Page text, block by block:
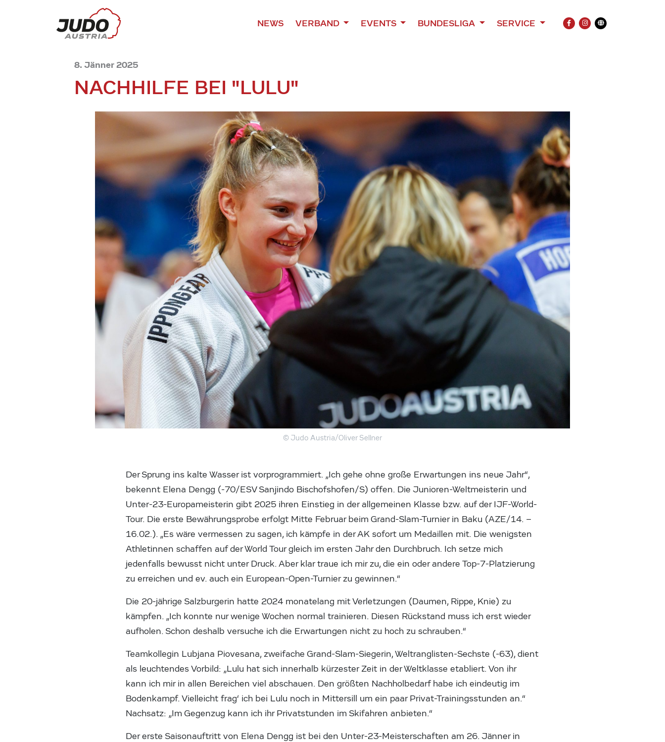
NEWS VERBAND EVENTS BUNDESLIGA SERVICE
FACEBOOK
INSTAGRAM
Übersetzung
8. Jänner 2025
NACHHILFE BEI "LULU"
© Judo Austria/Oliver Sellner
Der Sprung ins kalte Wasser ist vorprogrammiert. „Ich gehe ohne große Erwartungen ins neue Jahr“,
bekennt Elena Dengg (-70/ESV Sanjindo Bischofshofen/S) offen. Die Junioren-Weltmeisterin und
Unter-23-Europameisterin gibt 2025 ihren Einstieg in der allgemeinen Klasse bzw. auf der IJF-World-
Tour. Die erste Bewährungsprobe erfolgt Mitte Februar beim Grand-Slam-Turnier in Baku (AZE/14. –
16.02.). „Es wäre vermessen zu sagen, ich kämpfe in der AK sofort um Medaillen mit. Die wenigsten
Athletinnen schaffen auf der World Tour gleich im ersten Jahr den Durchbruch. Ich setze mich
jedenfalls bewusst nicht unter Druck. Aber klar traue ich mir zu, die ein oder andere Top-7-Platzierung
zu erreichen und ev. auch ein European-Open-Turnier zu gewinnen.“
Die 20-jährige Salzburgerin hatte 2024 monatelang mit Verletzungen (Daumen, Rippe, Knie) zu
kämpfen. „Ich konnte nur wenige Wochen normal trainieren. Diesen Rückstand muss ich erst wieder
aufholen. Schon deshalb versuche ich die Erwartungen nicht zu hoch zu schrauben.“
Teamkollegin Lubjana Piovesana, zweifache Grand-Slam-Siegerin, Weltranglisten-Sechste (-63), dient
als leuchtendes Vorbild: „Lulu hat sich innerhalb kürzester Zeit in der Weltklasse etabliert. Von ihr
kann ich mir in allen Bereichen viel abschauen. Den größten Nachholbedarf habe ich eindeutig im
Bodenkampf. Vielleicht frag‘ ich bei Lulu noch in Mittersill um ein paar Privat-Trainingsstunden an.“
Nachsatz: „Im Gegenzug kann ich ihr Privatstunden im Skifahren anbieten.“
Der erste Saisonauftritt von Elena Dengg ist bei den Unter-23-Meisterschaften am 26. Jänner in